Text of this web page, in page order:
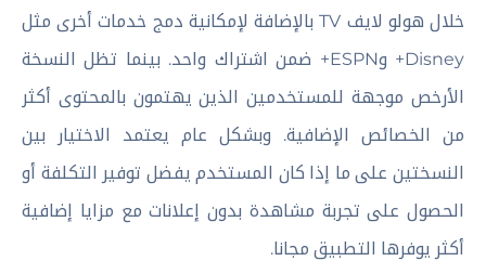
خلال هولو لايف TV بالإضافة لإمكانية دمج خدمات أخرى مثل
Disney+ وESPN+ ضمن اشتراك واحد. بينما تظل النسخة
الأرخص موجهة للمستخدمين الذين يهتمون بالمحتوى أكثر
من الخصائص الإضافية. وبشكل عام يعتمد الاختيار بين
النسختين على ما إذا كان المستخدم يفضل توفير التكلفة أو
الحصول على تجربة مشاهدة بدون إعلانات مع مزايا إضافية
أكثر يوفرها التطبيق مجانا.